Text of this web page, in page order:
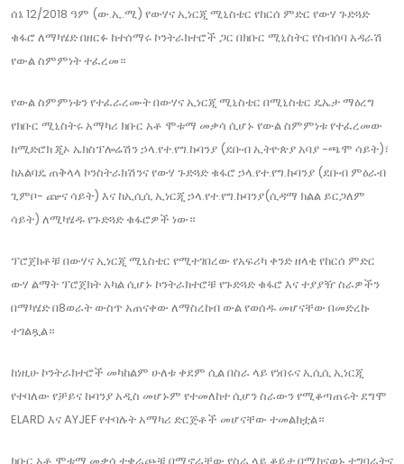
ሰኔ 12/2018 ዓም (ው.ኢ.ሚ) የውሃና ኢነርጂ ሚኒስቴር የከርሰ ምድር የውሃ ጉድጓድ
ቁፋሮ ለማካሄድ በዘርፉ ከተሰማሩ ኮንትራክተሮች ጋር በክቡር ሚኒስትር የስብሰባ አዳራሽ
የውል ስምምነት ተፈረመ።
የውል ስምምነቱን የተፈራረሙት በውሃና ኢነርጂ ሚኒስቴር በሚኒስቴር ዴኤታ ማዕረግ
የክቡር ሚኒስትሩ አማካሪ ክቡር አቶ ሞቱማ መቃሳ ሲሆኑ የውል ስምምነቱ የተፈረመው
ከሚድሮክ ጂኦ ኤክስፕሎሬሽን ኃላ.የተ.የግ.ኩባንያ (ደቡብ ኢትዮጵያ አባያ -ጫሞ ሳይት)፣
ከአልባዴ ጠቅላላ ኮንስትራክሽንና የውሃ ጉድጓድ ቁፋሮ ኃላ.የተ.የግ.ኩባንያ (ደቡብ ምዕራብ
ጊምቦ- ጬና ሳይት) እና ከኢሲሲ ኢነርጂ ኃላ.የተ.የግ.ኩባንያ(ሲዳማ ክልል ይርጋለም
ሳይት) ለሚካሄዱ የጉድጓድ ቁፋሮዎች ነው።
ፕሮጀክቶቹ በውሃና ኢነርጂ ሚኒስቴር የሚተገበረው የአፍሪካ ቀንድ ዘላቂ የከርሰ ምድር
ውሃ ልማት ፕሮጀክት አካል ሲሆኑ ኮንትራክተሮቹ የጉድጓድ ቁፋሮ እና ተያያዥ ስራዎችን
በማካሄድ በ8ወራት ውስጥ አጠናቀው ለማስረከብ ውል የወሰዱ መሆናቸው በመድረኩ
ተገልጿል።
ከነዚሁ ኮንትራክተሮች መካከልም ሁለቱ ቀደም ሲል በስራ ላይ የነበሩና ኢሲሲ ኢነርጂ
የተባለው የቻይና ኩባንያ አዲስ መሆኑም የተመለከተ ሲሆን ስራውን የሚቆጣጠሩት ደግሞ
ELARD እና AYJEF የተባሉት አማካሪ ድርጅቶች መሆናቸው ተመልክቷል።